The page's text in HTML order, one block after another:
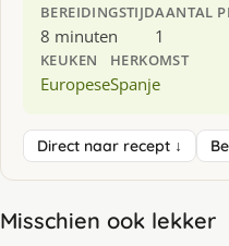
BEREIDINGSTIJD
8 minuten
AANTAL
1
KEUKEN
Europese
HERKOMST
Spanje
Direct naar recept ↓
Misschien ook lekker